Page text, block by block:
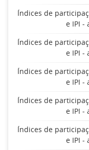
Índices de
e IPI -
Índices de
e IPI -
Índices de
e IPI -
Índices de
e IPI -
Índices de
e IPI -